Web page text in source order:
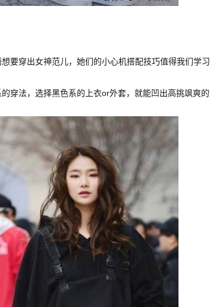
要穿出女神范儿，她们的小心机搭配技巧值得我们学习
穿法，选择黑色系的上衣or外套，就能凹出高挑飒爽的